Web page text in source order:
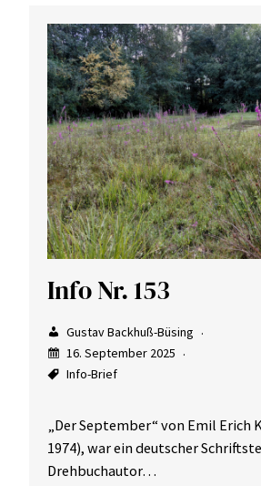
Info Nr. 153
Gustav Backhuß-Büsing
16. September 2025
Info-Brief
„Der September“ von Emil Erich
1974), war ein deutscher
Drehbuchautor…